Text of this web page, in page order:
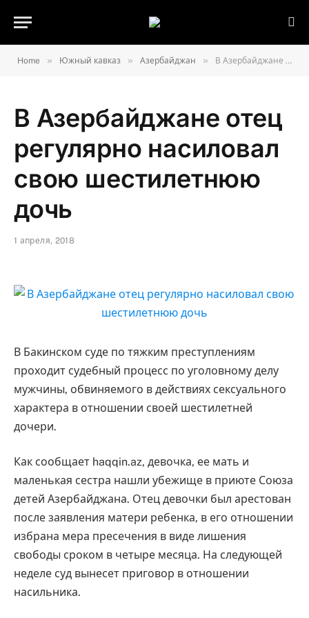
Home » Южный кавказ » Азербайджан » В Азербайджане отец регулярно насиловал свою шестилетнюю дочь
В Азербайджане отец
регулярно насиловал
свою шестилетнюю
дочь
1 апреля, 2018
В Бакинском суде по тяжким преступлениям
проходит судебный процесс по уголовному делу
мужчины, обвиняемого в действиях сексуального
характера в отношении своей шестилетней
дочери.
Как сообщает haqqin.az, девочка, ее мать и
маленькая сестра нашли убежище в приюте Союза
детей Азербайджана. Отец девочки был арестован
после заявления матери ребенка, в его отношении
избрана мера пресечения в виде лишения
свободы сроком в четыре месяца. На следующей
неделе суд вынесет приговор в отношении
насильника.